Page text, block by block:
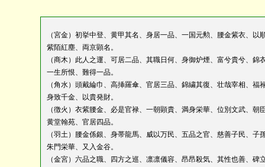
（宮金）初挙中登、黄甲其名、身居一品、一国元勲、腰金紫衣、以
紫陌紅塵、両京顕名。
（商木）此人之運、可居二品、其職日何、身御炉煙、富兮貴兮、錦
一生所恨、難得一品。
（角水）頭戴綸巾、高挿羅傘、官居三品、錦繍其復、壮哉宰相、福
身致千金、以貴発財。
（徴火）衣紫腰金、必是官禄、一朝顕貴、満身栄華、位別文武、朝
黄堂翰苑、官居四品。
（羽土）腰金係銀、身帯龍馬、威以万民、五品之官、慈善子民、子
朱門栄華、又入金谷。
（金宮）六品之職、四方之巡、凛凛儀容、昂昂殺気、其性也善、碑